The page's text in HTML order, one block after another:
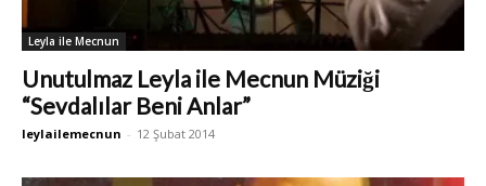
Leyla ile Mecnun
Unutulmaz Leyla ile Mecnun Müziği
“Sevdalılar Beni Anlar”
leylailemecnun - 12 Şubat 2014